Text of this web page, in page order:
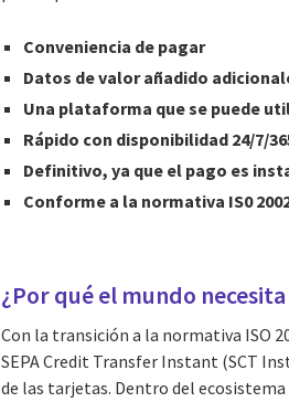
Conveniencia de pagar
Datos de valor añadido
Una plataforma que se puede
Rápido con disponibilidad 24/7/
Definitivo, ya que el pago es
Conforme a la normativa IS0
¿Por qué el mundo necesita
Con la transición a la normativa ISO
SEPA Credit Transfer Instant (SCT
de las tarjetas. Dentro del ecosistema